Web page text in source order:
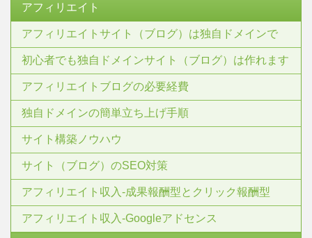
アフィリエイト
アフィリエイトサイト（ブログ）は独自ドメインで
初心者でも独自ドメインサイト（ブログ）は作れます
アフィリエイトブログの必要経費
独自ドメインの簡単立ち上げ手順
サイト構築ノウハウ
サイト（ブログ）のSEO対策
アフィリエイト収入-成果報酬型とクリック報酬型
アフィリエイト収入-Googleアドセンス